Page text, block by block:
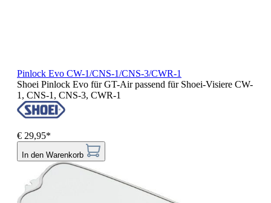
Pinlock Evo CW-1/CNS-1/CNS-3/CWR-1
Shoei Pinlock Evo für GT-Air passend für Shoei-Visiere CW-
1, CNS-1, CNS-3, CWR-1
€ 29,95*
In den Warenkorb